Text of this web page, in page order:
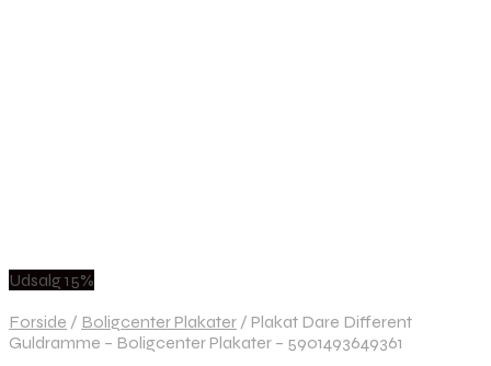
Udsalg 15%
Forside / Boligcenter Plakater / Plakat Dare Different
Guldramme – Boligcenter Plakater – 5901493649361